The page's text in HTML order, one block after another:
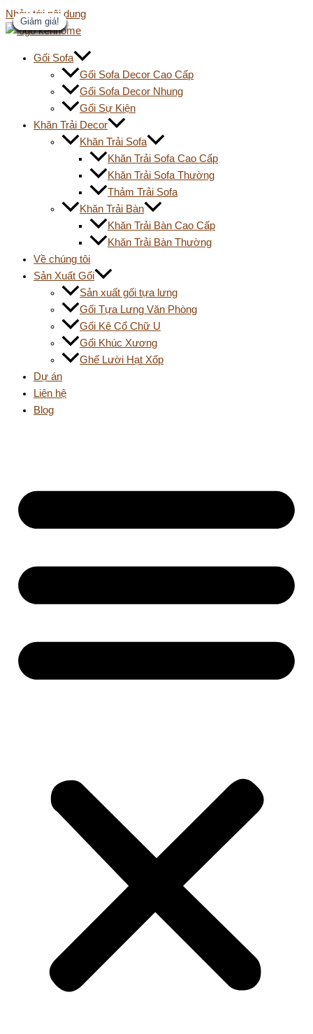
Nhảy tới nội dung
Gối Sofa
Gối Sofa Decor Cao Cấp
Gối Sofa Decor Nhung
Gối Sự Kiện
Khăn Trải Decor
Khăn Trải Sofa
Khăn Trải Sofa Cao Cấp
Khăn Trải Sofa Thường
Thảm Trải Sofa
Khăn Trải Bàn
Khăn Trải Bàn Cao Cấp
Khăn Trải Bàn Thường
Về chúng tôi
Sản Xuất Gối
Sản xuất gối tựa lưng
Gối Tựa Lưng Văn Phòng
Gối Kê Cổ Chữ U
Gối Khúc Xương
Ghế Lười Hạt Xốp
Dự án
Liên hệ
Blog
Giảm giá!
Giảm giá!
Giảm giá!
Giảm giá!
Giảm giá!
Giảm giá!
Giảm giá!
Giảm giá!
Giảm giá!
Giảm giá!
Giảm giá!